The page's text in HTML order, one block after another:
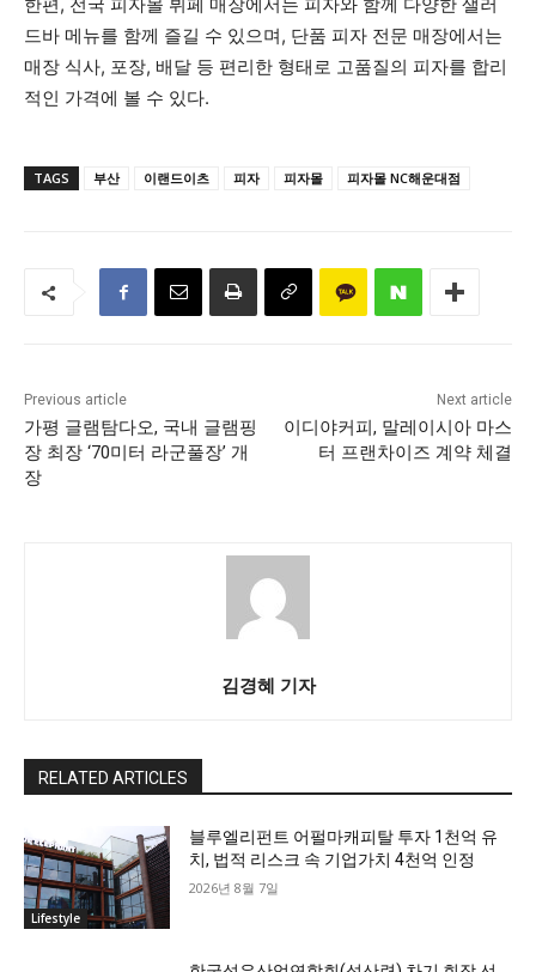
드바 메뉴를 함께 즐길 수 있으며, 단품 피자 전문 매장에서는
매장 식사, 포장, 배달 등 편리한 형태로 고품질의 피자를 합리
적인 가격에 볼 수 있다.
TAGS 부산 이랜드이츠 피자 피자몰 피자몰 NC해운대점
Previous article
가평 글램탐다오, 국내 글램핑
장 최장 ‘70미터 라군풀장’ 개
장
Next article
이디야커피, 말레이시아 마스
터 프랜차이즈 계약 체결
김경혜 기자
RELATED ARTICLES
Lifestyle
블루엘리펀트 어펄마캐피탈 투자 1천억 유
치, 법적 리스크 속 기업가치 4천억 인정
2026년 8월 7일